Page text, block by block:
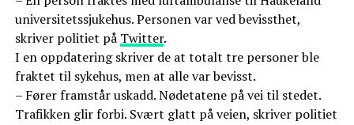
universitetssjukehus. Personen var ved bevissthet,
skriver politiet på Twitter.
I en oppdatering skriver de at totalt tre personer ble
fraktet til sykehus, men at alle var bevisst.
– Fører framstår uskadd. Nødetatene på vei til stedet.
Trafikken glir forbi. Svært glatt på veien, skriver politiet